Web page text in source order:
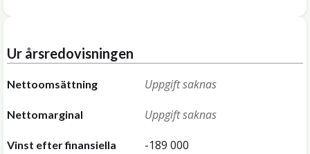
Ur årsredovisningen
Nettoomsättning Uppgift saknas
Nettomarginal Uppgift saknas
Vinst efter finansiella
-189 000